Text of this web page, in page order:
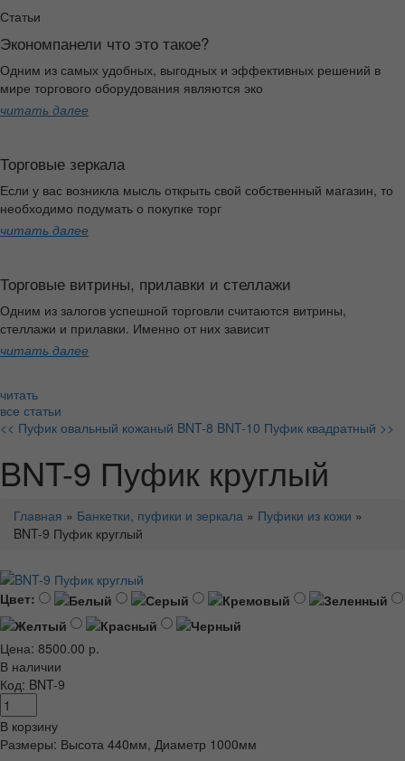
Статьи
Экономпанели что это такое?
Одним из самых удобных, выгодных и эффективных решений в
мире торгового оборудования являются эко
читать далее
Торговые зеркала
Если у вас возникла мысль открыть свой собственный магазин, то
необходимо подумать о покупке торг
читать далее
Торговые витрины, прилавки и стеллажи
Одним из залогов успешной торговли считаются витрины,
стеллажи и прилавки. Именно от них зависит
читать далее
читать
все статьи
<< Пуфик овальный кожаный BNT-8 BNT-10 Пуфик квадратный >>
BNT-9 Пуфик круглый
Главная » Банкетки, пуфики и зеркала » Пуфики из кожи »
BNT-9 Пуфик круглый
Цвет:
Цена: 8500.00 р.
В наличии
Код: BNT-9
В корзину
Размеры: Высота 440мм, Диаметр 1000мм